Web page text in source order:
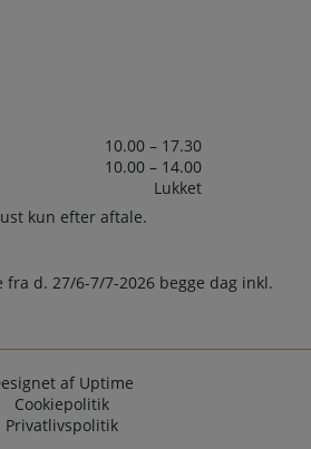
10.00 – 17.30
10.00 – 14.00
Lukket
kun efter aftale.
d. 27/6-7/7-2026 begge dag inkl.
af Uptime
Cookiepolitik
Privatlivspolitik